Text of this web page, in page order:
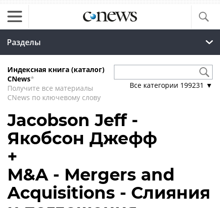
Разделы
Индексная книга (каталог)
CNews*
Получите все материалы
CNews по ключевому слову
Все категории 199231 ▼
Jacobson Jeff -
Якобсон Джефф
+
M&A - Mergers and
Acquisitions - Слияния